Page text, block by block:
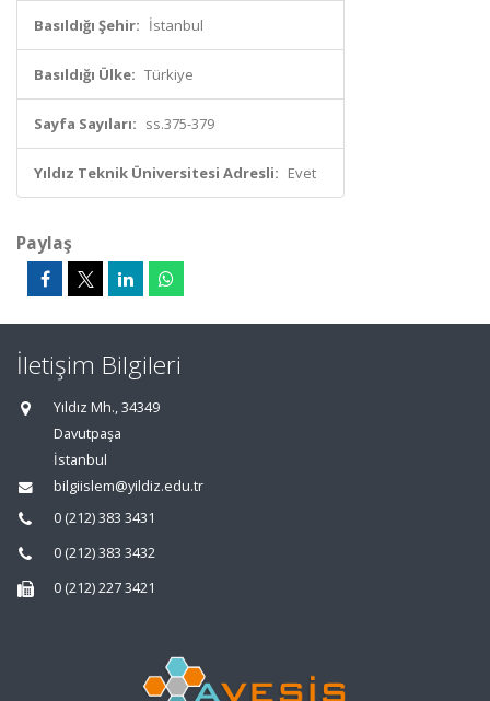
Basıldığı Şehir: İstanbul
Basıldığı Ülke: Türkiye
Sayfa Sayıları: ss.375-379
Yıldız Teknik Üniversitesi Adresli: Evet
Paylaş
İletişim Bilgileri
Yıldız Mh., 34349
Davutpaşa
İstanbul
bilgiislem@yildiz.edu.tr
0 (212) 383 3431
0 (212) 383 3432
0 (212) 227 3421